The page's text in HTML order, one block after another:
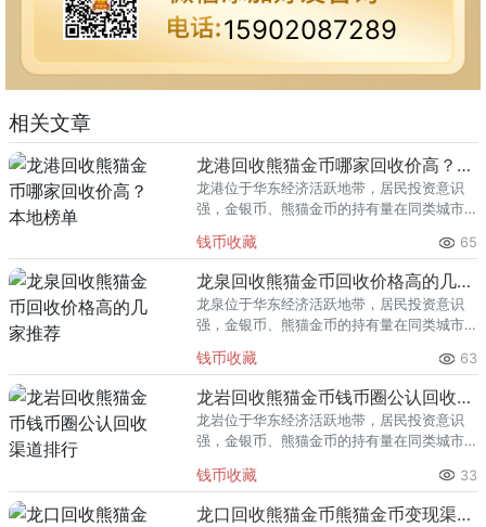
15902087289
相关文章
龙港回收熊猫金币哪家回收价高？本地榜单
龙港位于华东经济活跃地带，居民投资意识
强，金银币、熊猫金币的持有量在同类城市
熊猫金币的需求就明显升温，但鱼龙混杂的
回收渠道里，能精准识别版别溢
钱币收藏 65
龙泉回收熊猫金币回收价格高的几家推荐
龙泉位于华东经济活跃地带，居民投资意识
强，金银币、熊猫金币的持有量在同类城市
熊猫金币的需求就明显升温，但鱼龙混杂的
回收渠道里，能精准识别版别溢
钱币收藏 63
龙岩回收熊猫金币钱币圈公认回收渠道排行
龙岩位于华东经济活跃地带，居民投资意识
强，金银币、熊猫金币的持有量在同类城市
熊猫金币的需求就明显升温，但鱼龙混杂的
回收渠道里，能精准识别版别溢
钱币收藏 33
龙口回收熊猫金币熊猫金币变现渠道指南